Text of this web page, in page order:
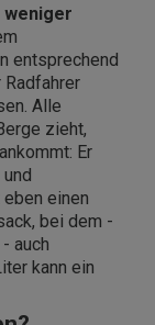
entsprechend
Alle
zieht,
Er
einen
bei dem -
auch
kann ein